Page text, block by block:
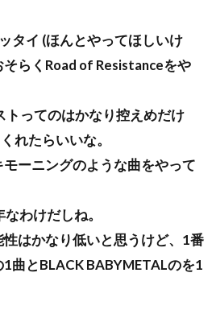
タイ (ほんとやってほしいけ
らくRoad of Resistanceをや
トってのはかなり控えめだけ
れたらいいな。
ーニングのような曲をやって
わけだしね。
はかなり低いと思うけど、1番
曲とBLACK BABYMETALのを1